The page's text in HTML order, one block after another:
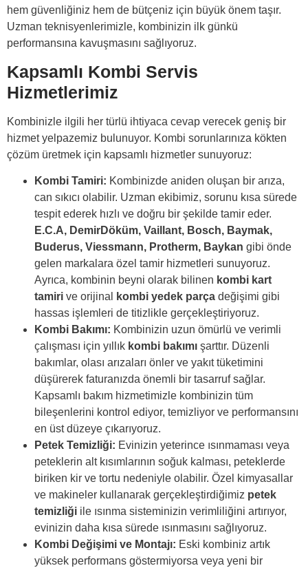
hem güvenliğiniz hem de bütçeniz için büyük önem taşır.
Uzman teknisyenlerimizle, kombinizin ilk günkü
performansına kavuşmasını sağlıyoruz.
Kapsamlı Kombi Servis
Hizmetlerimiz
Kombinizle ilgili her türlü ihtiyaca cevap verecek geniş bir
hizmet yelpazemiz bulunuyor. Kombi sorunlarınıza kökten
çözüm üretmek için kapsamlı hizmetler sunuyoruz:
Kombi Tamiri: Kombinizde aniden oluşan bir arıza,
can sıkıcı olabilir. Uzman ekibimiz, sorunu kısa sürede
tespit ederek hızlı ve doğru bir şekilde tamir eder.
E.C.A, DemirDöküm, Vaillant, Bosch, Baymak,
Buderus, Viessmann, Protherm, Baykan gibi önde
gelen markalara özel tamir hizmetleri sunuyoruz.
Ayrıca, kombinin beyni olarak bilinen kombi kart
tamiri ve orijinal kombi yedek parça değişimi gibi
hassas işlemleri de titizlikle gerçekleştiriyoruz.
Kombi Bakımı: Kombinizin uzun ömürlü ve verimli
çalışması için yıllık kombi bakımı şarttır. Düzenli
bakımlar, olası arızaları önler ve yakıt tüketimini
düşürerek faturanızda önemli bir tasarruf sağlar.
Kapsamlı bakım hizmetimizle kombinizin tüm
bileşenlerini kontrol ediyor, temizliyor ve performansını
en üst düzeye çıkarıyoruz.
Petek Temizliği: Evinizin yeterince ısınmaması veya
peteklerin alt kısımlarının soğuk kalması, peteklerde
biriken kir ve tortu nedeniyle olabilir. Özel kimyasallar
ve makineler kullanarak gerçekleştirdiğimiz petek
temizliği ile ısınma sisteminizin verimliliğini artırıyor,
evinizin daha kısa sürede ısınmasını sağlıyoruz.
Kombi Değişimi ve Montajı: Eski kombiniz artık
yüksek performans göstermiyorsa veya yeni bir